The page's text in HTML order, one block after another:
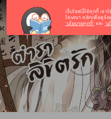
เว็บไซต์นี้ใช้คุกกี้ เรา
โฆษณา คลิกเพื่อดูข้อ
‘นโยบายคุกกี้’ และ ‘